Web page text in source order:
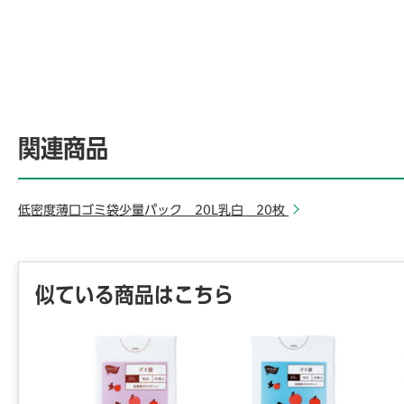
関連商品
低密度薄口ゴミ袋少量パック 20L乳白 20枚
似ている商品はこちら